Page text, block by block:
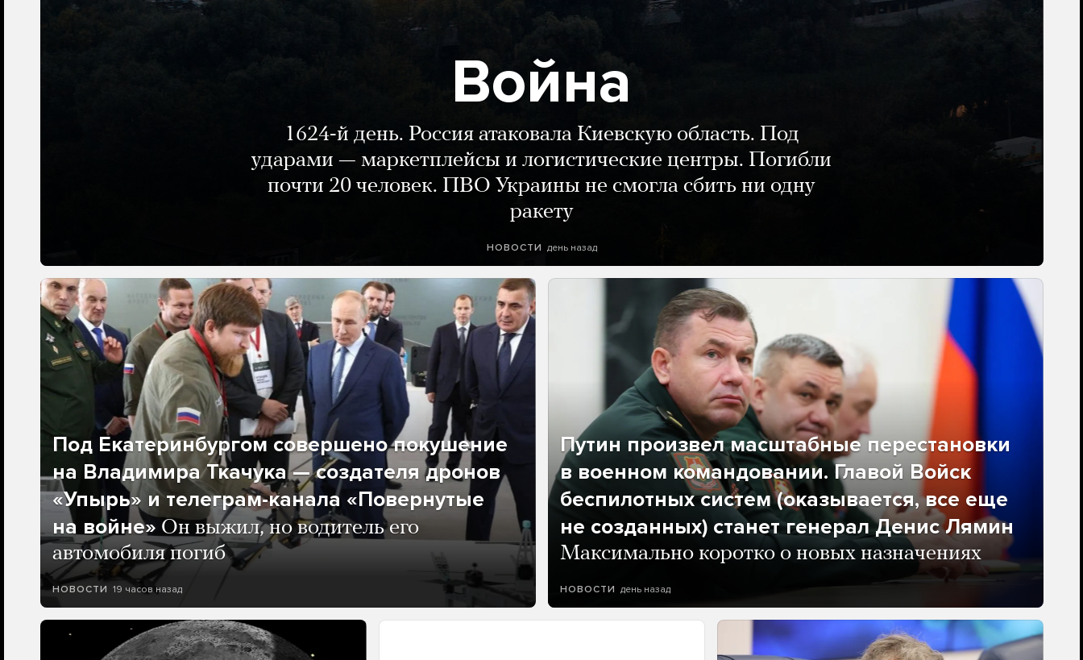
Война
1624-й день. Россия атаковала Киевскую область. Под
ударами — маркетплейсы и логистические центры. Погибли
почти 20 человек. ПВО Украины не смогла сбить ни одну
ракету
НОВОСТИ день назад
Под Екатеринбургом совершено покушение
на Владимира Ткачука — создателя дронов
«Упырь» и телеграм-канала «Повернутые
на войне» Он выжил, но водитель его
автомобиля погиб
НОВОСТИ 19 часов назад
Путин произвел масштабные перестановки
в военном командовании. Главой Войск
беспилотных систем (оказывается, все еще
не созданных) станет генерал Денис Лямин
Максимально коротко о новых назначениях
НОВОСТИ день назад